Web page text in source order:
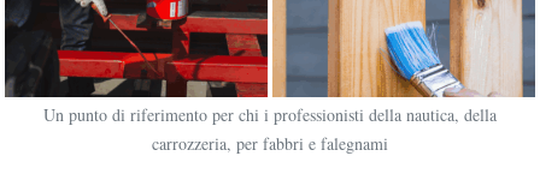
Un punto di riferimento per chi i professionisti della nautica, della
carrozzeria, per fabbri e falegnami